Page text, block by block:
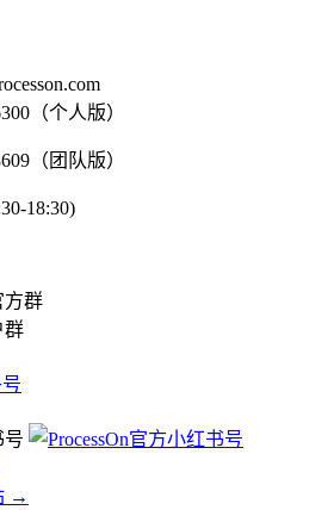
（个人版）
（团队版）
18:30)
群
→